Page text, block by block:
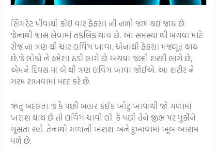
સિગરેટ પીવાથી કોઈ વાર ફેફસાં ની નળી જામ થઇ જાય છે.
જેનાથી શ્વાસ લેવામાં તકલિફ થાય છે. આ સમસ્યા થી બચવા માટે
રોજ ના ત્રણ થી ચાર લવિંગ ખાવા. એનાથી ફેફસાં મજબૂત થાય
છે.જે લોકો ને હંમેશા ઠંડી લાગે છે અથવા જલ્દી શરદી લાગે છે,
એમને દિવસ માં બે થી ત્રણ લવિંગ ખાવા જોઈએ. આ શરીર ને
ગરમ રાખવામાં મદદ કરે છે.
ઋતુ બદલતા જ કે પછી બહાર કંઈક ખોટુ ખાવાથી જો ગળામાં
ખરાશ થાય છે તો લવિંગ ચાવી લો. કે પછી તેને જીભ પર મુકીને
ચૂસતા રહો. તેનાથી ગળાની ખરાશ અને દુખાવામાં ખૂબ આરામ
મળે છે.